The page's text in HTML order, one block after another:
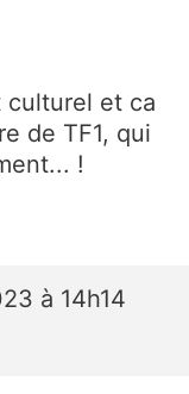
culturel et ca
de TF1, qui
!
à 14h14